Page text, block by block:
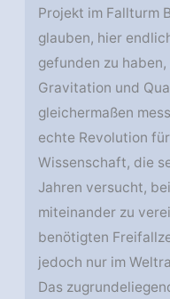
Projekt im Fallturm
glauben, hier
gefunden zu haben,
Gravitation und
gleichermaßen
echte Revolution
Wissenschaft, die
Jahren versucht,
miteinander zu
benötigten
jedoch nur im
Das